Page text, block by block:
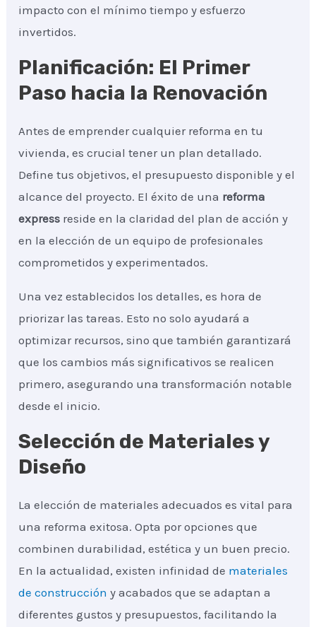
impacto con el mínimo tiempo y esfuerzo
invertidos.
Planificación: El Primer
Paso hacia la Renovación
Antes de emprender cualquier reforma en tu
vivienda, es crucial tener un plan detallado.
Define tus objetivos, el presupuesto disponible y el
alcance del proyecto. El éxito de una reforma
express reside en la claridad del plan de acción y
en la elección de un equipo de profesionales
comprometidos y experimentados.
Una vez establecidos los detalles, es hora de
priorizar las tareas. Esto no solo ayudará a
optimizar recursos, sino que también garantizará
que los cambios más significativos se realicen
primero, asegurando una transformación notable
desde el inicio.
Selección de Materiales y
Diseño
La elección de materiales adecuados es vital para
una reforma exitosa. Opta por opciones que
combinen durabilidad, estética y un buen precio.
En la actualidad, existen infinidad de materiales
de construcción y acabados que se adaptan a
diferentes gustos y presupuestos, facilitando la